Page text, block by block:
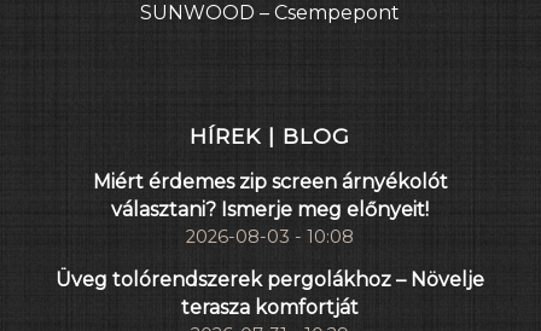
SUNWOOD – Csempepont
HÍREK | BLOG
Miért érdemes zip screen árnyékolót
választani? Ismerje meg előnyeit!
2026-08-03 - 10:08
Üveg tolórendszerek pergolákhoz – Növelje
terasza komfortját